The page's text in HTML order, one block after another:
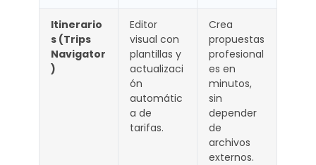
Itinerario
s (Trips
Navigator
)
Editor
visual con
plantillas y
actualizaci
ón
automátic
a de
tarifas.
Crea
propuestas
profesional
es en
minutos,
sin
depender
de
archivos
externos.